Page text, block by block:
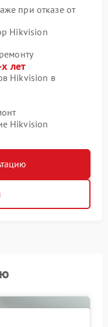
при отказе от
Hikvision
лет
Hikvision в
Hikvision